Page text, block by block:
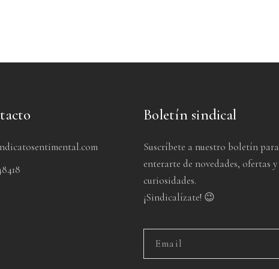
Boletín sindical
Suscríbete a nuestro boletín para
enterarte de novedades, ofertas y
curiosidades.
¡Sindicalízate! 😉